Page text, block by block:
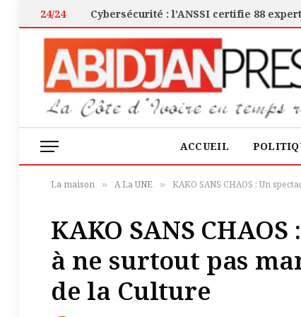
24/24
ACCUEIL
La maison » A La UNE » KAKO SANS CHAOS : Un
KAKO SANS
à ne surtout pas
de la Culture